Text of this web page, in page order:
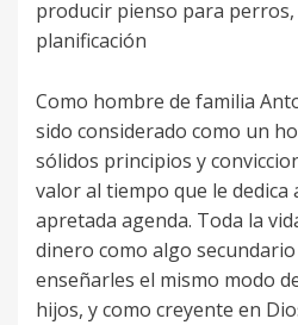
producir pienso para perros,
planificación
Como hombre de familia
sido considerado como un
sólidos principios y
valor al tiempo que le dedica
apretada agenda. Toda la
dinero como algo
enseñarles el mismo modo
hijos, y como creyente en